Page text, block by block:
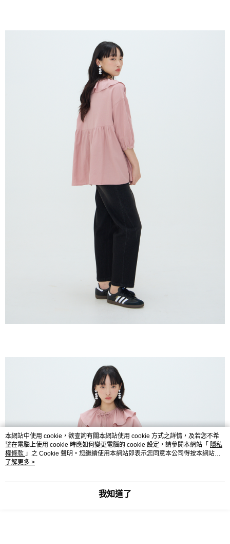
本網站中使用 cookie，欲查詢有關本網站使用 cookie 方式之詳情，及若您不希
望在電腦上使用 cookie 時應如何變更電腦的 cookie 設定，請參閱本網站「 隱私
權條款 」之 Cookie 聲明。您繼續使用本網站即表示您同意本公司得按本網站使
用條款之 Cookie 聲明使用 cookie。
了解更多 >
我知道了